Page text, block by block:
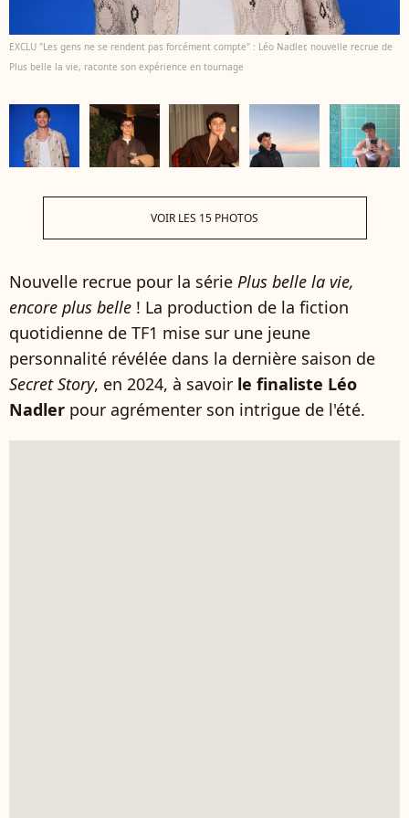
EXCLU "Les gens ne se rendent pas forcément compte" : Léo Nadler, nouvelle recrue de
Plus belle la vie, raconte son expérience en tournage
VOIR LES 15 PHOTOS
Nouvelle recrue pour la série Plus belle la vie,
encore plus belle ! La production de la fiction
quotidienne de TF1 mise sur une jeune
personnalité révélée dans la dernière saison de
Secret Story, en 2024, à savoir le finaliste Léo
Nadler pour agrémenter son intrigue de l'été.